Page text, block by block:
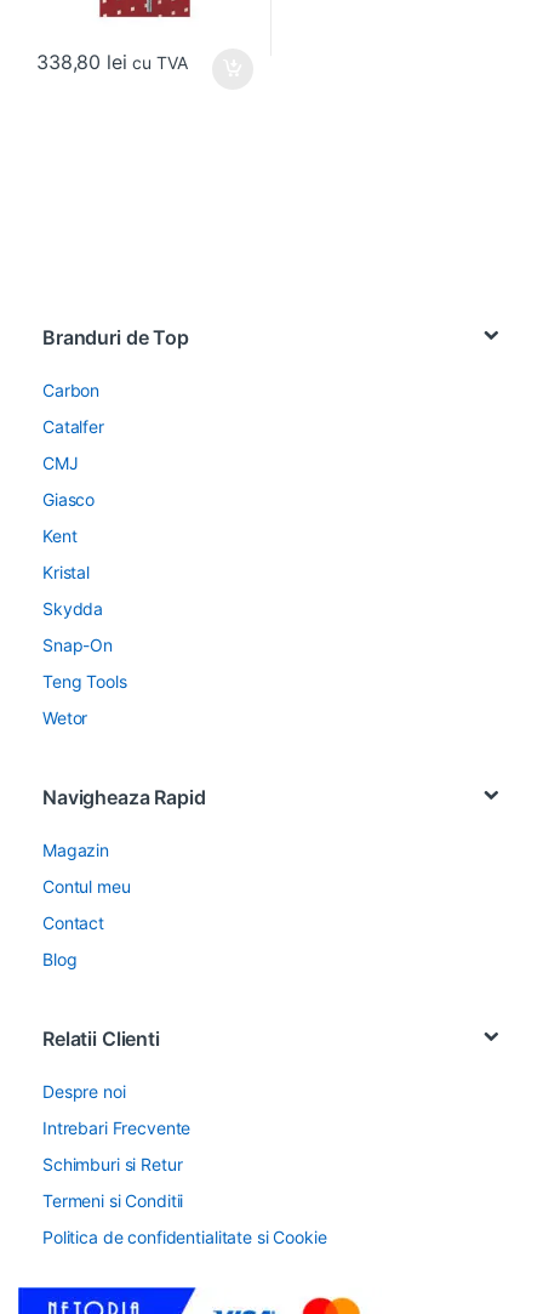
338,80 lei cu TVA
Branduri de Top
Carbon
Catalfer
CMJ
Giasco
Kent
Kristal
Skydda
Snap-On
Teng Tools
Wetor
Navigheaza Rapid
Magazin
Contul meu
Contact
Blog
Relatii Clienti
Despre noi
Intrebari Frecvente
Schimburi si Retur
Termeni si Conditii
Politica de confidentialitate si Cookie